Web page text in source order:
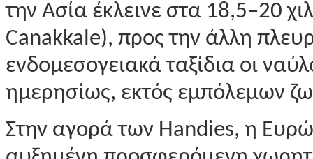
την Ασία έκλεινε στα 18,5–20
Canakkale), προς την άλλη
ενδομεσογειακά ταξίδια οι
ημερησίως, εκτός εμπόλεμων
Στην αγορά των Handies, η